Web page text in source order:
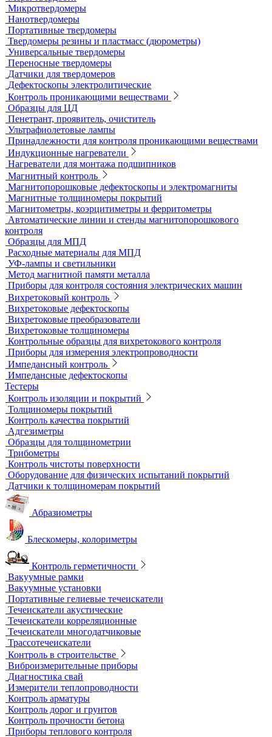
Принадлежности для рентгеновских аппаратов
Пауки, штативы для рентгеновских аппаратов
Твердометрия (контроль твердости)
Ультразвуковые твердомеры
Динамические твердомеры
Стационарные твердомеры
Комбинированные твердомеры
Комплектующие к твердомерам
Меры твердости
Микротвердомеры
Нанотвердомеры
Портативные твердомеры
Твердомеры резины и пластмасс (дюрометры)
Универсальные твердомеры
Переносные твердомеры
Датчики для твердомеров
Дефектоскопы электролитические
Контроль проникающими веществами
Образцы для ЦД
Пенетрант, проявитель, очиститель
Ультрафиолетовые лампы
Принадлежности для контроля проникающими веществами
Индукционные нагреватели
Нагреватели для монтажа подшипников
Магнитный контроль
Магнитопорошковые дефектоскопы и электромагниты
Магнитные толщиномеры покрытий
Магнитометры, коэрцитиметры и ферритометры
Автоматические линии и стенды магнитопорошкового
контроля
Образцы для МПД
Расходные материалы для МПД
УФ-лампы и светильники
Метод магнитной памяти металла
Приборы для контроля состояния электрических машин
Вихретоковый контроль
Вихретоковые дефектоскопы
Вихретоковые преобразователи
Вихретоковые толщиномеры
Контрольные образцы для вихретокового контроля
Приборы для измерения электропроводности
Импедансный контроль
Импедансные дефектоскопы
Тестеры
Контроль изоляции и покрытий
Толщиномеры покрытий
Контроль качества покрытий
Адгезиметры
Образцы для толщинометрии
Трибометры
Контроль чистоты поверхности
Оборудование для физических испытаний покрытий
Датчики к толщиномерам покрытий
Абразиометры
Блескомеры, колориметры
Контроль герметичности
Вакуумные рамки
Вакуумные установки
Портативные гелиевые течеискатели